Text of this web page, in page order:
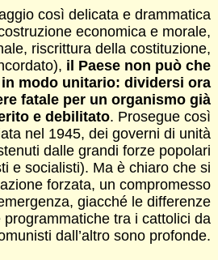
così delicata e drammatica
economica e morale,
riscrittura della costituzione,
il Paese non può che
modo unitario: dividersi ora
fatale per un organismo già
e debilitato. Prosegue così
nel 1945, dei governi di unità
dalle grandi forze popolari
e socialisti). Ma è chiaro che si
forzata, un compromesso
giacché le differenze
tra i cattolici da
dall’altro sono profonde.